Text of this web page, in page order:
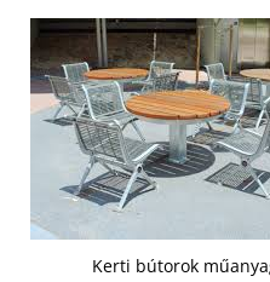
Kerti bútorok